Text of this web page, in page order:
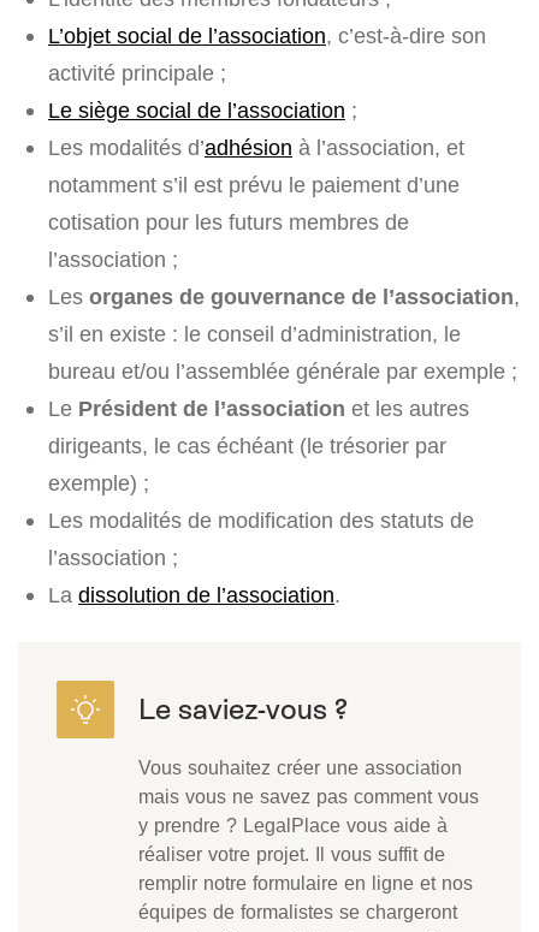
L’objet social de l’association, c’est-à-dire son
activité principale ;
Le siège social de l’association ;
Les modalités d’adhésion à l’association, et
notamment s’il est prévu le paiement d’une
cotisation pour les futurs membres de
l’association ;
Les organes de gouvernance de l’association,
s’il en existe : le conseil d’administration, le
bureau et/ou l’assemblée générale par exemple ;
Le Président de l’association et les autres
dirigeants, le cas échéant (le trésorier par
exemple) ;
Les modalités de modification des statuts de
l’association ;
La dissolution de l’association.
Vous souhaitez créer une association
mais vous ne savez pas comment vous
y prendre ? LegalPlace vous aide à
réaliser votre projet. Il vous suffit de
remplir notre formulaire en ligne et nos
équipes de formalistes se chargeront